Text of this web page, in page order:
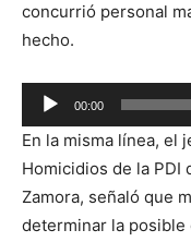
concurrió personal
hecho.
Reproductor
de
audio
00:00
En la misma línea, el
Homicidios de la PDI
Zamora, señaló que
determinar la posible